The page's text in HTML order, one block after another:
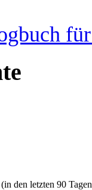
den letzten 90